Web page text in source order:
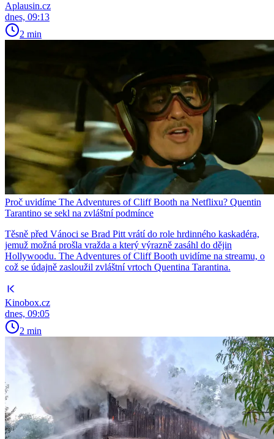
Aplausin.cz
dnes, 09:13
2 min
Proč uvidíme The Adventures of Cliff Booth na Netflixu? Quentin
Tarantino se sekl na zvláštní podmínce
Těsně před Vánoci se Brad Pitt vrátí do role hrdinného kaskadéra,
jemuž možná prošla vražda a který výrazně zasáhl do dějin
Hollywoodu. The Adventures of Cliff Booth uvidíme na streamu, o
což se údajně zasloužil zvláštní vrtoch Quentina Tarantina.
Kinobox.cz
dnes, 09:05
2 min